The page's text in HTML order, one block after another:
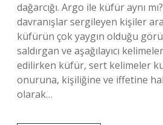
dağarcığı. Argo ile küfür aynı
davranışlar sergileyen kişiler
küfürün çok yaygın olduğu
saldırgan ve aşağılayıcı
edilirken küfür, sert kelimeler
onuruna, kişiliğine ve iffetine
olarak…